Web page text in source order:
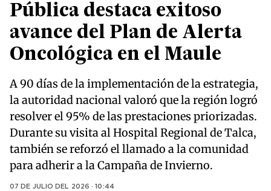
Pública destaca exitoso
avance del Plan de Alerta
Oncológica en el Maule
A 90 días de la implementación de la estrategia,
la autoridad nacional valoró que la región logró
resolver el 95% de las prestaciones priorizadas.
Durante su visita al Hospital Regional de Talca,
también se reforzó el llamado a la comunidad
para adherir a la Campaña de Invierno.
07 DE JULIO DEL 2026 · 10:44